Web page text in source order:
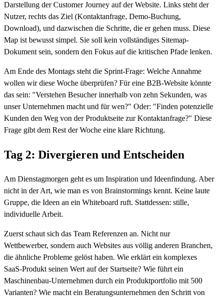
Darstellung der Customer Journey auf der Website. Links steht der
Nutzer, rechts das Ziel (Kontaktanfrage, Demo-Buchung,
Download), und dazwischen die Schritte, die er gehen muss. Diese
Map ist bewusst simpel. Sie soll kein vollständiges Sitemap-
Dokument sein, sondern den Fokus auf die kritischen Pfade lenken.
Am Ende des Montags steht die Sprint-Frage: Welche Annahme
wollen wir diese Woche überprüfen? Für eine B2B-Website könnte
das sein: "Verstehen Besucher innerhalb von zehn Sekunden, was
unser Unternehmen macht und für wen?" Oder: "Finden potenzielle
Kunden den Weg von der Produktseite zur Kontaktanfrage?" Diese
Frage gibt dem Rest der Woche eine klare Richtung.
Tag 2: Divergieren und Entscheiden
Am Dienstagmorgen geht es um Inspiration und Ideenfindung. Aber
nicht in der Art, wie man es von Brainstormings kennt. Keine laute
Gruppe, die Ideen an ein Whiteboard ruft. Stattdessen: stille,
individuelle Arbeit.
Zuerst schaut sich das Team Referenzen an. Nicht nur
Wettbewerber, sondern auch Websites aus völlig anderen Branchen,
die ähnliche Probleme gelöst haben. Wie erklärt ein komplexes
SaaS-Produkt seinen Wert auf der Startseite? Wie führt ein
Maschinenbau-Unternehmen durch ein Produktportfolio mit 500
Varianten? Wie macht ein Beratungsunternehmen den Schritt von